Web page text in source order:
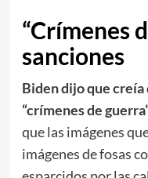
“Crímenes
sanciones
Biden dijo que
“crímenes de
que las imágenes
imágenes de fosas